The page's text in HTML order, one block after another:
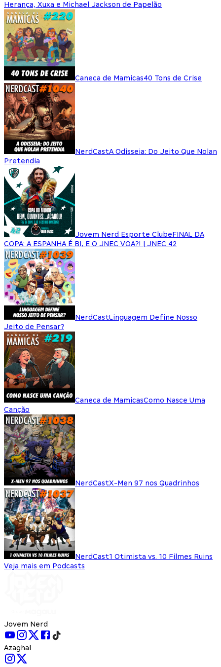
Herança, Xuxa e Michael Jackson de Papelão
Caneca de Mamicas40 Tons de Crise
NerdCastA Odisseia: Do Jeito Que Nolan
Pretendia
Jovem Nerd Esporte ClubeFINAL DA
COPA: A ESPANHA É BI, E O JNEC VOA?! | JNEC 42
NerdCastLinguagem Define Nosso
Jeito de Pensar?
Caneca de MamicasComo Nasce Uma
Canção
NerdCastX-Men 97 nos Quadrinhos
NerdCast1 Otimista vs. 10 Filmes Ruins
Veja mais em Podcasts
Jovem Nerd
Azaghal